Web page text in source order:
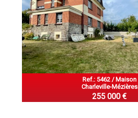
Ref.: 5462 / Maison
Charleville-Mézières
255 000 €